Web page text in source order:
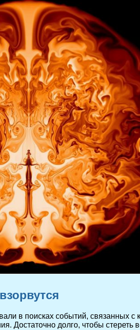
в поисках событий, связанных
Достаточно долго, чтобы стереть